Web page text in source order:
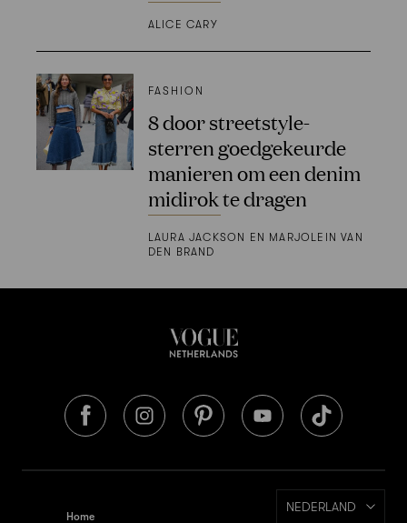
ALICE CARY
FASHION
8 door streetstyle-
sterren goedgekeurde
manieren om een denim
midirok te dragen
LAURA JACKSON EN MARJOLEIN VAN
DEN BRAND
Home
NEDERLAND